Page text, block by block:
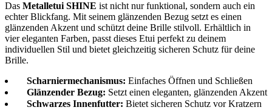
Das Metalletui SHINE ist nicht nur funktional, sondern auch ein
echter Blickfang. Mit seinem glänzenden Bezug setzt es einen
glänzenden Akzent und schützt deine Brille stilvoll. Erhältlich in
vier eleganten Farben, passt dieses Etui perfekt zu deinem
individuellen Stil und bietet gleichzeitig sicheren Schutz für deine
Brille.
Scharniermechanismus: Einfaches Öffnen und Schließen
Glänzender Bezug: Setzt einen eleganten, glänzenden Akzent
Schwarzes Innenfutter: Bietet sicheren Schutz vor Kratzern